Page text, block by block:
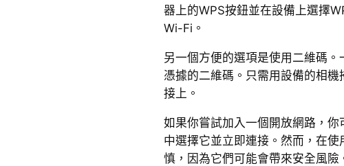
器上的WPS按鈕並在設備上選擇
Wi-Fi。
另一個方便的選項是使用二維碼
憑據的二維碼。只需用設備的相
接上。
如果你嘗試加入一個開放網路，
中選擇它並立即連接。然而，在
慎，因為它們可能會帶來安全風險